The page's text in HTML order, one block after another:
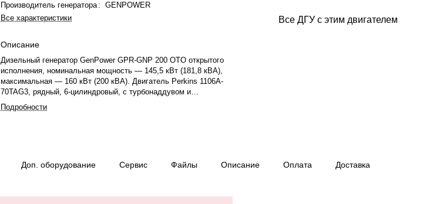
Производитель генератора:
GENPOWER
Все характеристики
Описание
Дизельный генератор GenPower GPR-GNP 200 OTO открытого
исполнения, номинальная мощность — 145,5 кВт (181,8 кВА),
максимальная — 160 кВт (200 кВА). Двигатель Perkins 1106A-
70TAG3, рядный, 6-цилиндровый, с турбонаддувом и
электронным регулятором. Рабочий объем — 7,01 л, система
охлаждения — жидкостная, объём — 21 л, объём смазки — 18
IP23. Степень сжатия — 16:1, расход при 50% нагрузке — 20,1
моточасов.
Подробности
Все ДГУ с этим двигателем
Доп. оборудование Сервис Файлы Описание Оплата Доставка